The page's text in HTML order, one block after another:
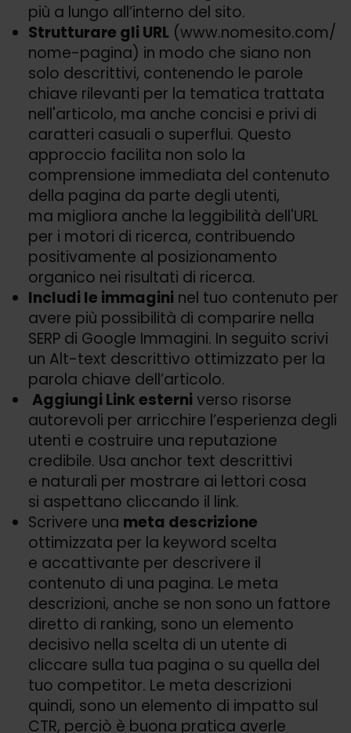
più a lungo all’interno del sito.
Strutturare gli URL (www.nomesito.com/
nome-pagina) in modo che siano non
solo descrittivi, contenendo le parole
chiave rilevanti per la tematica trattata
nell'articolo, ma anche concisi e privi di
caratteri casuali o superflui. Questo
approccio facilita non solo la
comprensione immediata del contenuto
della pagina da parte degli utenti,
ma migliora anche la leggibilità dell'URL
per i motori di ricerca, contribuendo
positivamente al posizionamento
organico nei risultati di ricerca.
Includi le immagini nel tuo contenuto per
avere più possibilità di comparire nella
SERP di Google Immagini. In seguito scrivi
un Alt-text descrittivo ottimizzato per la
parola chiave dell’articolo.
Aggiungi Link esterni verso risorse
autorevoli per arricchire l’esperienza degli
utenti e costruire una reputazione
credibile. Usa anchor text descrittivi
e naturali per mostrare ai lettori cosa
si aspettano cliccando il link.
Scrivere una meta descrizione
ottimizzata per la keyword scelta
e accattivante per descrivere il
contenuto di una pagina. Le meta
descrizioni, anche se non sono un fattore
diretto di ranking, sono un elemento
decisivo nella scelta di un utente di
cliccare sulla tua pagina o su quella del
tuo competitor. Le meta descrizioni
quindi, sono un elemento di impatto sul
CTR, perciò è buona pratica averle